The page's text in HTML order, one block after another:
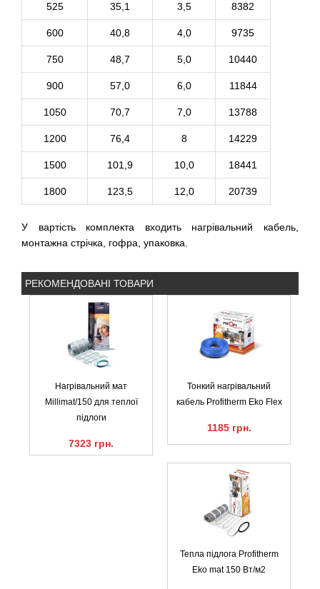
525 35,1 3,5 8382
600 40,8 4,0 9735
750 48,7 5,0 10440
900 57,0 6,0 11844
1050 70,7 7,0 13788
1200 76,4 8 14229
1500 101,9 10,0 18441
1800 123,5 12,0 20739
У вартість комплекта входить нагрівальний кабель,
монтажна стрічка, гофра, упаковка.
РЕКОМЕНДОВАНІ ТОВАРИ
Нагрівальний мат
Millimat/150 для теплої
підлоги
7323 грн.
Тонкий нагрівальний
кабель Profitherm Eko Flex
1185 грн.
Тепла підлога Profitherm
Eko mat 150 Вт/м2